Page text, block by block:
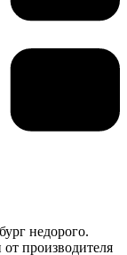
недорого.
производителя